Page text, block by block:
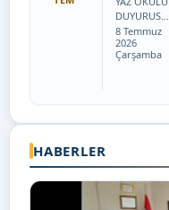
basvurulari
/tr
DUYURUSU
* 2025-2026
EĞİTİM-
ÖĞRETİM
ELERDEN
DERS
Tarih:
8 Temmuz
2026
Çarşamba
HABERLER